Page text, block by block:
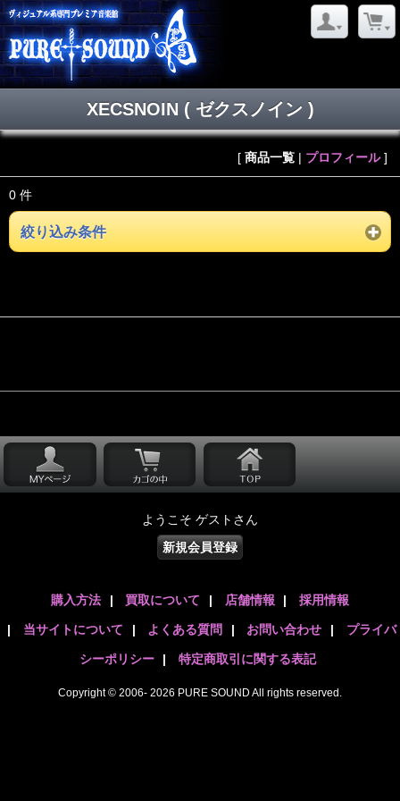
XECSNOIN ( ゼクスノイン )
[ 商品一覧 | プロフィール]
0 件
絞り込み条件
ようこそ ゲストさん
新規会員登録
購入方法 | 買取について | 店舗情報 | 採用情報
| 当サイトについて | よくある質問 | お問い合わせ | プライバ
シーポリシー | 特定商取引に関する表記
Copyright © 2006- 2026 PURE SOUND All rights reserved.